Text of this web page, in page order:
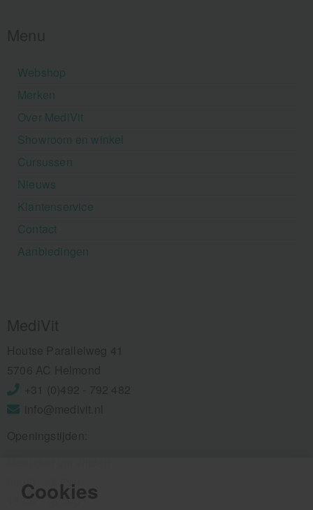
Cookies
Webshop
Merken
Over MediVit
Showroom en winkel
Cursussen
Nieuws
Klantenservice
Contact
Aanbiedingen
08.00 - 12.30u
13.00 - 16.00u